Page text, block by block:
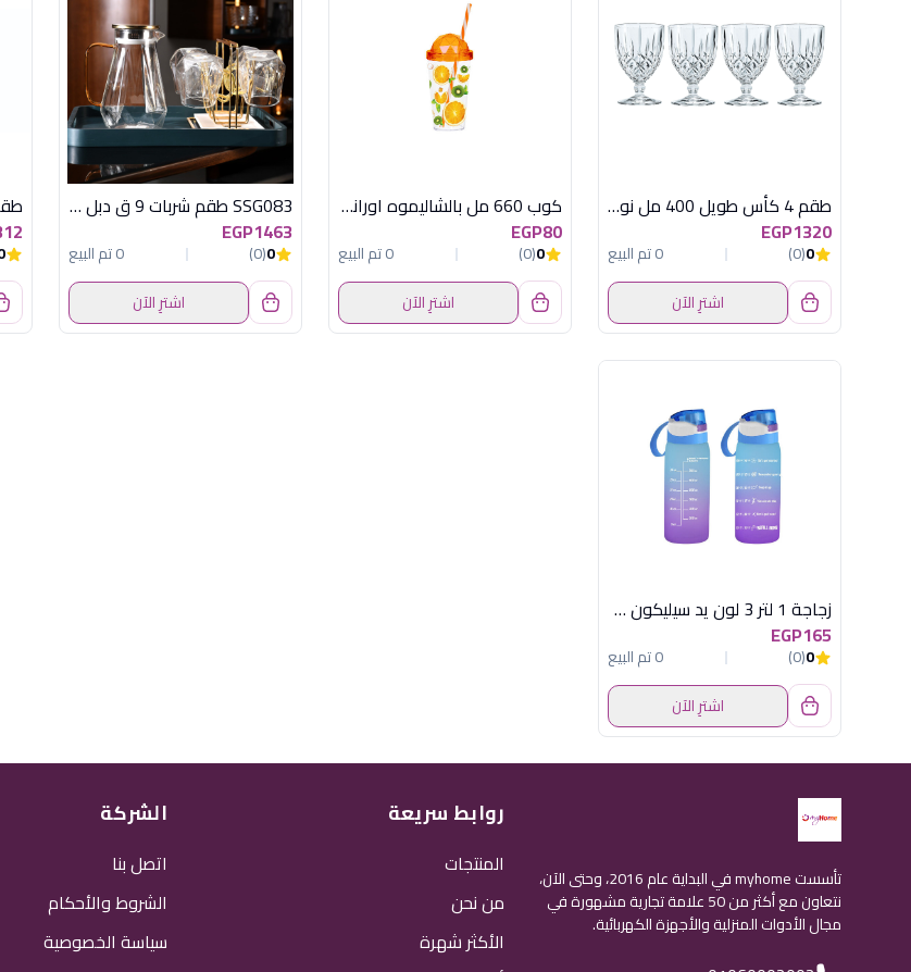
طقم 4 كأس طويل 400 مل نوبلس
EGP1320
0
(0)
0 تم البيع
اشترِ الآن
كوب 660 مل بالشاليموه اورانج هيريفين
EGP80
0
(0)
0 تم البيع
اشترِ الآن
SSG083 طقم شربات 9 ق دبل جلاس اكسفورد
EGP1463
0
(0)
0 تم البيع
اشترِ الآن
زجاجة 1 لتر 3 لون يد سيليكون هيريفين
EGP165
0
(0)
0 تم البيع
اشترِ الآن
تأسست myhome في البداية عام 2016، وحتى الآن،
نتعاون مع أكثر من 50 علامة تجارية مشهورة في
مجال الأدوات المنزلية والأجهزة الكهربائية.
روابط سريعة
المنتجات
من نحن
الأكثر شهرة
الشركة
اتصل بنا
الشروط والأحكام
سياسة الخصوصية